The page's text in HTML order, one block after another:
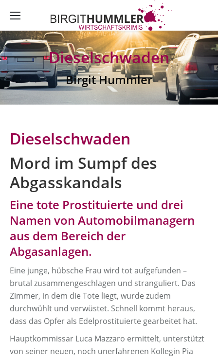
Dieselschwaden
Birgit Hummler
Dieselschwaden
Mord im Sumpf des
Abgasskandals
Eine tote Prostituierte und drei
Namen von Automobilmanagern
aus dem Bereich der
Abgasanlagen.
Eine junge, hübsche Frau wird tot aufgefunden –
brutal zusammengeschlagen und stranguliert. Das
Zimmer, in dem die Tote liegt, wurde zudem
durchwühlt und verwüstet. Schnell kommt heraus,
dass das Opfer als Edelprostituierte gearbeitet hat.
Hauptkommissar Luca Mazzaro ermittelt, unterstützt
von seiner neuen, noch unerfahrenen Kollegin Pia